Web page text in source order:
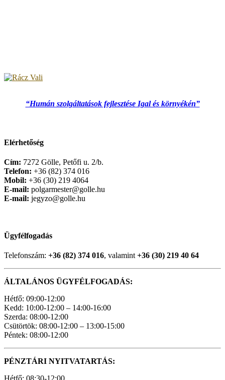
“Humán szolgáltatások fejlesztése Igal és környékén”
Elérhetőség
Cím: 7272 Gölle, Petőfi u. 2/b.
Telefon: +36 (82) 374 016
Mobil: +36 (30) 219 4064
E-mail: polgarmester@golle.hu
E-mail: jegyzo@golle.hu
Ügyfélfogadás
Telefonszám: +36 (82) 374 016, valamint +36 (30) 219 40 64
ÁLTALÁNOS ÜGYFÉLFOGADÁS:
Hétfő: 09:00-12:00
Kedd: 10:00-12:00 – 14:00-16:00
Szerda: 08:00-12:00
Csütörtök: 08:00-12:00 – 13:00-15:00
Péntek: 08:00-12:00
PÉNZTÁRI NYITVATARTÁS:
Hétfő: 08:30-12:00